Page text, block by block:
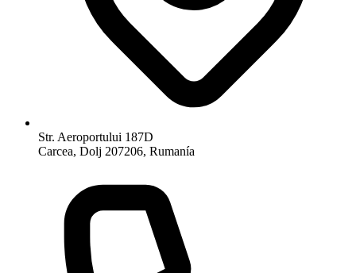
Str. Aeroportului 187D
Carcea, Dolj 207206, Rumanía